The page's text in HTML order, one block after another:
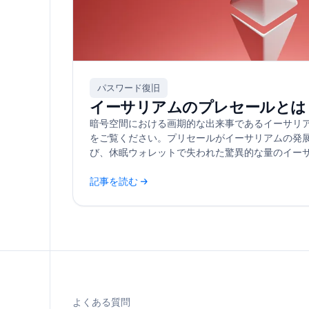
パスワード復旧
イーサリアムのプレセールと
暗号空間における画期的な出来事であるイーサリ
をご覧ください。プリセールがイーサリアムの発
び、休眠ウォレットで失われた驚異的な量のイー
記事を読む →
よくある質問